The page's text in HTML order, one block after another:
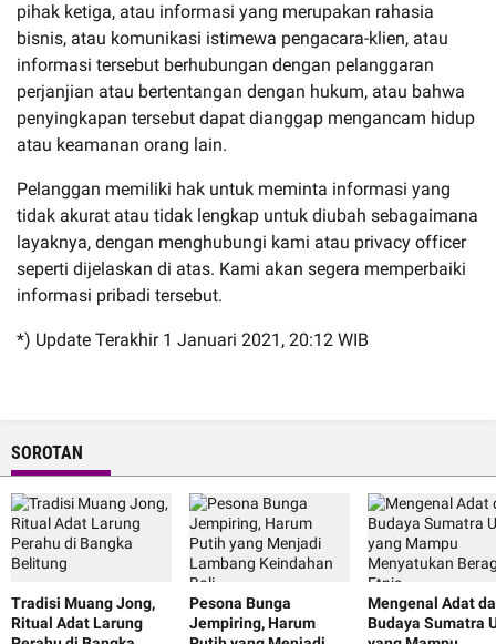
pihak ketiga, atau informasi yang merupakan rahasia
bisnis, atau komunikasi istimewa pengacara-klien, atau
informasi tersebut berhubungan dengan pelanggaran
perjanjian atau bertentangan dengan hukum, atau bahwa
penyingkapan tersebut dapat dianggap mengancam hidup
atau keamanan orang lain.
Pelanggan memiliki hak untuk meminta informasi yang
tidak akurat atau tidak lengkap untuk diubah sebagaimana
layaknya, dengan menghubungi kami atau privacy officer
seperti dijelaskan di atas. Kami akan segera memperbaiki
informasi pribadi tersebut.
*) Update Terakhir 1 Januari 2021, 20:12 WIB
SOROTAN
Tradisi Muang Jong,
Ritual Adat Larung
Pesona Bunga
Jempiring, Harum
Mengenal Adat
Budaya Sumatra